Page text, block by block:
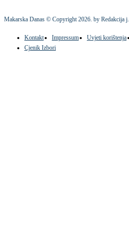
Makarska Danas © Copyright2026. by Redakcija
Kontakt Impressum Uvjeti korištenja
Cjenik Izbori